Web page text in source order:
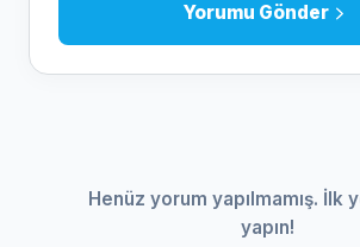
Yorumu Gönder
Henüz yorum yapılmamış. İlk
yapın!